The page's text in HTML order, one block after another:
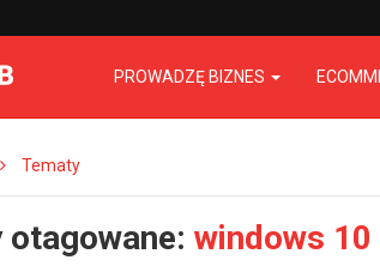
PROWADZĘ BIZNES
Tematy
otagowane: windows